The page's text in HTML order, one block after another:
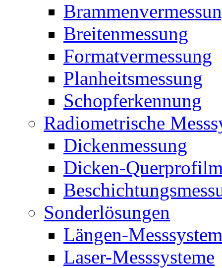
Breitenmessung
Formatvermessung
Planheitsmessung
Schopferkennung
Radiometrische
Dickenmessung
Dicken-
Sonderlösungen
Längen-
Laser-Messsysteme